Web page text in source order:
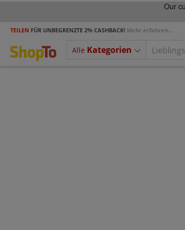
TEILEN FÜR UNBEGRENZTE 2% CASHBACK! Mehr erfahren...
Alle Kategorien